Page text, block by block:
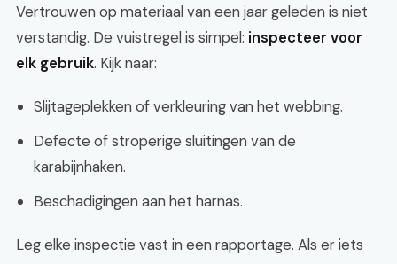
Vertrouwen op materiaal van een jaar geleden is niet
verstandig. De vuistregel is simpel: inspecteer voor
elk gebruik. Kijk naar:
Slijtageplekken of verkleuring van het webbing.
Defecte of stroperige sluitingen van de
karabijnhaken.
Beschadigingen aan het harnas.
Leg elke inspectie vast in een rapportage. Als er iets